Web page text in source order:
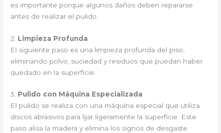
es importante porque algunos daños deben repararse
antes de realizar el pulido.
2. Limpieza Profunda
El siguiente paso es una limpieza profunda del piso,
eliminando polvo, suciedad y residuos que puedan haber
quedado en la superficie.
3. Pulido con Máquina Especializada
El pulido se realiza con una máquina especial que utiliza
discos abrasivos para lijar ligeramente la superficie. Este
paso alisa la madera y elimina los signos de desgaste.